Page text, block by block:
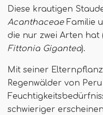
Diese krautigen
AcanthaceaeFamilie
die nur zwei Arten hat
Fittonia Gigantea).
Mit seiner
Regenwälder von
schwieriger